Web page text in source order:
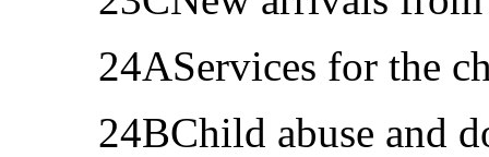
24AServices for the
24BChild abuse and